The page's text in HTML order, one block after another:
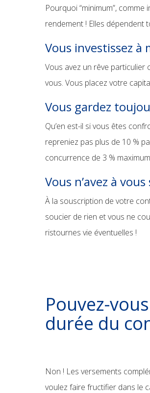
Pourquoi “minimum”,
rendement ! Elles dépendent
Vous investissez à
Vous avez un rêve particulier
vous. Vous placez votre
Vous gardez
Qu’en est-il si vous êtes
repreniez pas plus de 10 %
concurrence de 3 %
Vous n’avez à
À la souscription de votre
soucier de rien et vous ne
ristournes vie éventuelles !
Pouvez-
durée du
Non ! Les versements
voulez faire fructifier dans le